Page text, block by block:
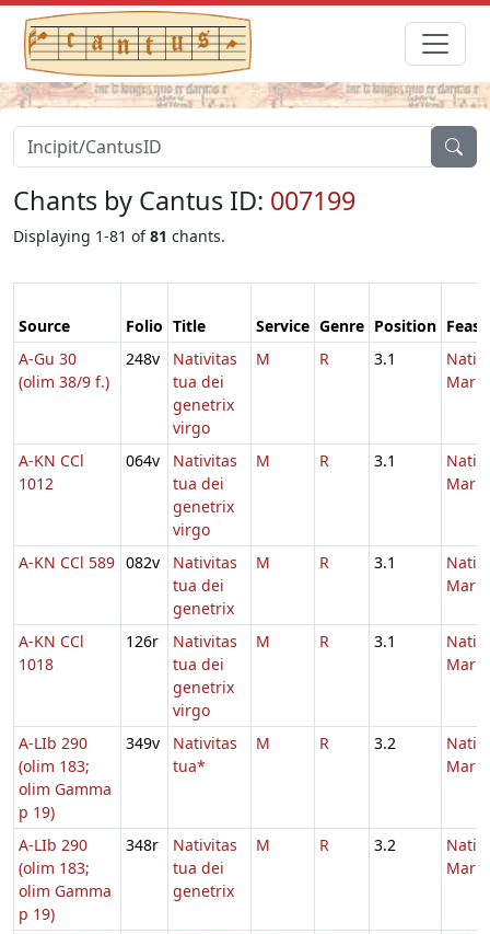
Chants by Cantus ID: 007199
Displaying 1-81 of81 chants.
Source Folio Title Service Genre Position Feast
A-Gu 30
(olim 38/9 f.)
248v
Nativitas
tua dei
genetrix
virgo
M R 3.1
A-KN CCl
1012
064v
Nativitas
tua dei
genetrix
virgo
M R 3.1
A-KN CCl 589 082v
Nativitas
tua dei
genetrix
M R 3.1
A-KN CCl
1018
126r
Nativitas
tua dei
genetrix
virgo
M R 3.1
A-LIb 290
(olim 183;
olim Gamma
p 19)
349v
Nativitas
tua*
M R 3.2
A-LIb 290
(olim 183;
olim Gamma
p 19)
348r
Nativitas
tua dei
genetrix
M R 3.2